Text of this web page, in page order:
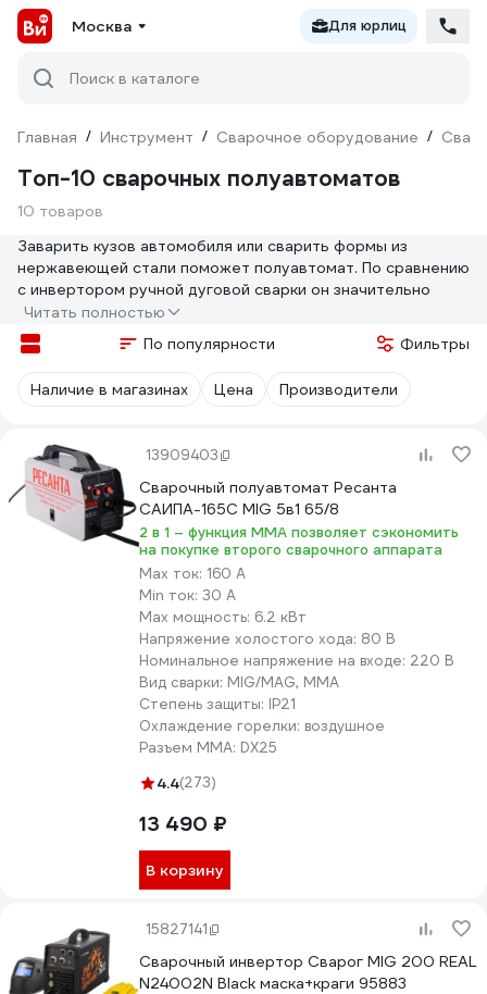
Москва Для юрлиц
Поиск в каталоге
Главная / Инструмент / Сварочное оборудование /
Топ-10 сварочных полуавтоматов
10 товаров
Заварить кузов автомобиля или сварить формы из
нержавеющей стали поможет полуавтомат. По сравнению
с инвертором ручной дуговой сварки он значительно
расширяет спектр работ. Однако и стоимость у него
выше. Поэтому при покупке важно сравнить разные
модели, чтобы не прогадать.
Мы подготовили подборку полуавтоматов с высоким
рейтингом на сайте ВсеИнструменты.ру. Изучайте,
Модель
10 место:Ресанта САИПА 165 4,3
ПВ – 70%
Выдерживает
напряжения
Сварог MIG 200 REAL
4,9
Евроразъем у
7 место:BRIMA MIG/ММА-180 4,4
КПД – до 85%
Евроразъем
Читать полностью
По популярности
Фильтры
Наличие в магазинах Цена Производители
13909403
Сварочный полуавтомат Ресанта
САИПА-165С MIG 5в1 65/8
2 в 1 – функция ММА позволяет сэкономить
на покупке второго сварочного аппарата
Max ток: 160 А
Min ток: 30 А
Max мощность: 6.2 кВт
Напряжение холостого хода: 80 В
Номинальное напряжение на входе: 220 В
Вид сварки: MIG/MAG, MMA
Степень защиты: IP21
Охлаждение горелки: воздушное
Разъем ММА: DX25
4.4(273)
13 490 ₽
В корзину
15827141
Сварочный инвертор Сварог MIG 200 REAL
N24002N Black маска+краги 95883